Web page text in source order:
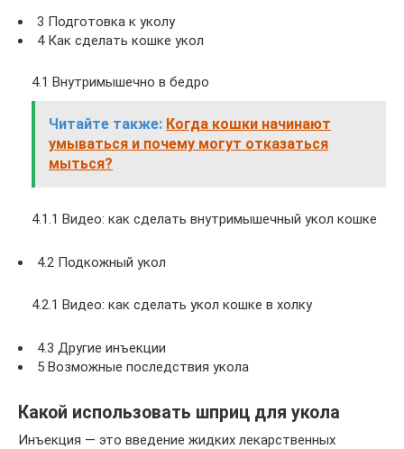
3 Подготовка к уколу
4 Как сделать кошке укол
4.1 Внутримышечно в бедро
Читайте также: Когда кошки начинают
умываться и почему могут отказаться
мыться?
4.1.1 Видео: как сделать внутримышечный укол кошке
4.2 Подкожный укол
4.2.1 Видео: как сделать укол кошке в холку
4.3 Другие инъекции
5 Возможные последствия укола
Какой использовать шприц для укола
Инъекция — это введение жидких лекарственных